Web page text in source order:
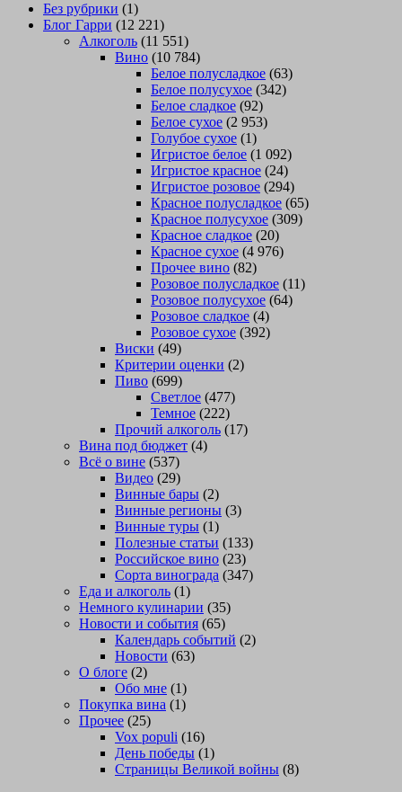
Без рубрики (1)
Блог Гарри (12 221)
Алкоголь (11 551)
Вино (10 784)
Белое полусладкое (63)
Белое полусухое (342)
Белое сладкое (92)
Белое сухое (2 953)
Голубое сухое (1)
Игристое белое (1 092)
Игристое красное (24)
Игристое розовое (294)
Красное полусладкое (65)
Красное полусухое (309)
Красное сладкое (20)
Красное сухое (4 976)
Прочее вино (82)
Розовое полусладкое (11)
Розовое полусухое (64)
Розовое сладкое (4)
Розовое сухое (392)
Виски (49)
Критерии оценки (2)
Пиво (699)
Светлое (477)
Темное (222)
Прочий алкоголь (17)
Вина под бюджет (4)
Всё о вине (537)
Видео (29)
Винные бары (2)
Винные регионы (3)
Винные туры (1)
Полезные статьи (133)
Российское вино (23)
Сорта винограда (347)
Еда и алкоголь (1)
Немного кулинарии (35)
Новости и события (65)
Календарь событий (2)
Новости (63)
О блоге (2)
Обо мне (1)
Покупка вина (1)
Прочее (25)
Vox populi (16)
День победы (1)
Страницы Великой войны (8)